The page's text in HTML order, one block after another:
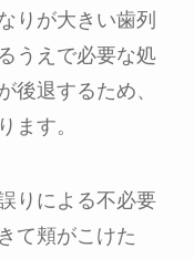
りが大きい歯列
うえで必要な処
後退するため、
ます。
りによる不必要
て頬がこけた